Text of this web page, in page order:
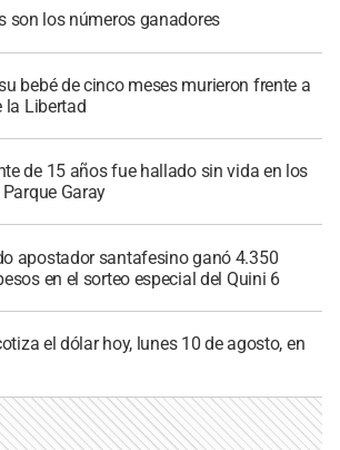
son los números ganadores
bebé de cinco meses murieron frente a
la Libertad
de 15 años fue hallado sin vida en los
Garay
apostador santafesino ganó 4.350
en el sorteo especial del Quini 6
el dólar hoy, lunes 10 de agosto, en